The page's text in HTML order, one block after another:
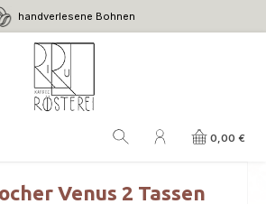
handverlesene Bohnen
0,00 €
Venus 2 Tassen